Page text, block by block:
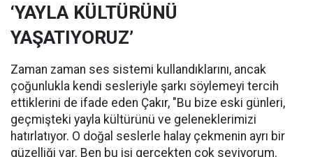
‘YAYLA KÜLTÜRÜNÜ
YAŞATIYORUZ’
Zaman zaman ses sistemi kullandıklarını, ancak
çoğunlukla kendi sesleriyle şarkı söylemeyi tercih
ettiklerini de ifade eden Çakır, "Bu bize eski günleri,
geçmişteki yayla kültürünü ve geleneklerimizi
hatırlatıyor. O doğal seslerle halay çekmenin ayrı bir
güzelliği var. Ben bu işi gerçekten çok seviyorum.